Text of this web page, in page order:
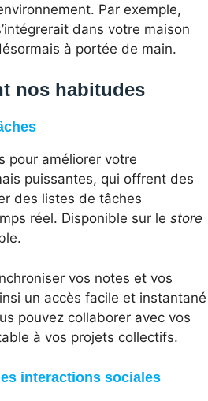
Par exemple,
dans votre maison
à portée de main.
nos habitudes
pour améliorer votre
puissantes, qui offrent des
des listes de tâches
réel. Disponible sur le store
vos notes et vos
un accès facile et instantané
pouvez collaborer avec vos
à vos projets collectifs.
interactions sociales